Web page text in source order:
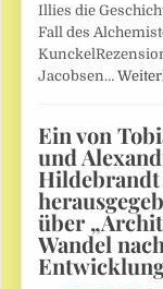
Illies die
Fall des
Jacobsen…
Ein von
und
Hildebrandt
über
Wandel